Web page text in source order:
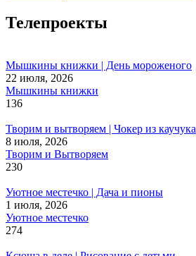
Телепроекты
Мышкины книжки | День мороженого
22 июля, 2026
Мышкины книжки
136
Творим и вытворяем | Чокер из каучука
8 июля, 2026
Творим и Вытворяем
230
Уютное местечко | Дача и пионы
1 июля, 2026
Уютное местечко
274